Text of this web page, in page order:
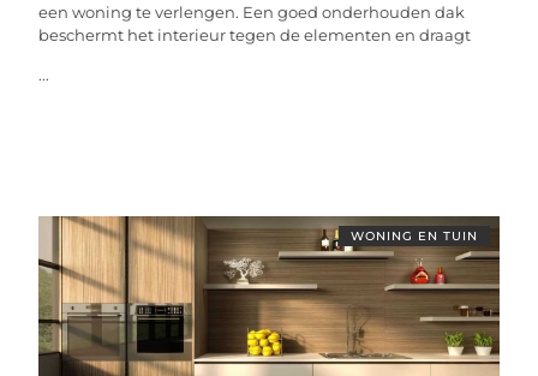
een woning te verlengen. Een goed onderhouden dak
beschermt het interieur tegen de elementen en draagt
...
WONING EN TUIN